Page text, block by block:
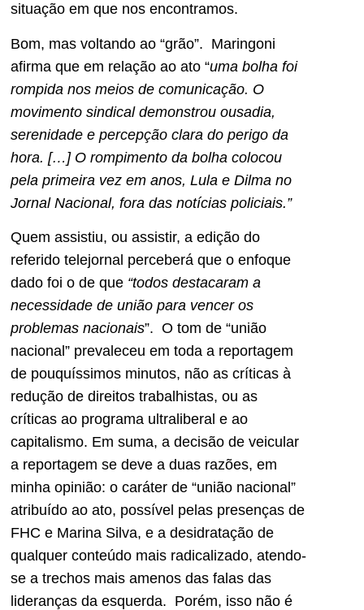
situação em que nos encontramos.
Bom, mas voltando ao “grão”. Maringoni
afirma que em relação ao ato “uma bolha foi
rompida nos meios de comunicação. O
movimento sindical demonstrou ousadia,
serenidade e percepção clara do perigo da
hora. […] O rompimento da bolha colocou
pela primeira vez em anos, Lula e Dilma no
Jornal Nacional, fora das notícias policiais.”
Quem assistiu, ou assistir, a edição do
referido telejornal perceberá que o enfoque
dado foi o de que “todos destacaram a
necessidade de união para vencer os
problemas nacionais”. O tom de “união
nacional” prevaleceu em toda a reportagem
de pouquíssimos minutos, não as críticas à
redução de direitos trabalhistas, ou as
críticas ao programa ultraliberal e ao
capitalismo. Em suma, a decisão de veicular
a reportagem se deve a duas razões, em
minha opinião: o caráter de “união nacional”
atribuído ao ato, possível pelas presenças de
FHC e Marina Silva, e a desidratação de
qualquer conteúdo mais radicalizado, atendo-
se a trechos mais amenos das falas das
lideranças da esquerda. Porém, isso não é